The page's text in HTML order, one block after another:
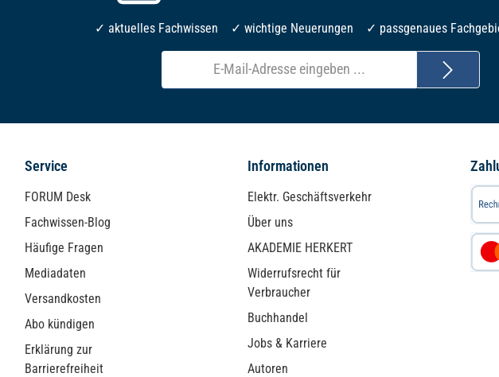
✓ aktuelles Fachwissen ✓ wichtige Neuerungen ✓ passgenaues
Service
FORUM Desk
Fachwissen-Blog
Häufige Fragen
Mediadaten
Versandkosten
Abo kündigen
Erklärung zur
Barrierefreiheit
Informationen
Elektr. Geschäftsverkehr
Über uns
AKADEMIE HERKERT
Widerrufsrecht für
Verbraucher
Buchhandel
Jobs & Karriere
Autoren